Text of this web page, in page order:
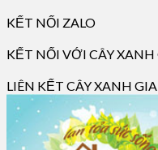
KẾT NỐI ZALO
KẾT NỐI VỚI CÂY
LIÊN KẾT CÂY XANH